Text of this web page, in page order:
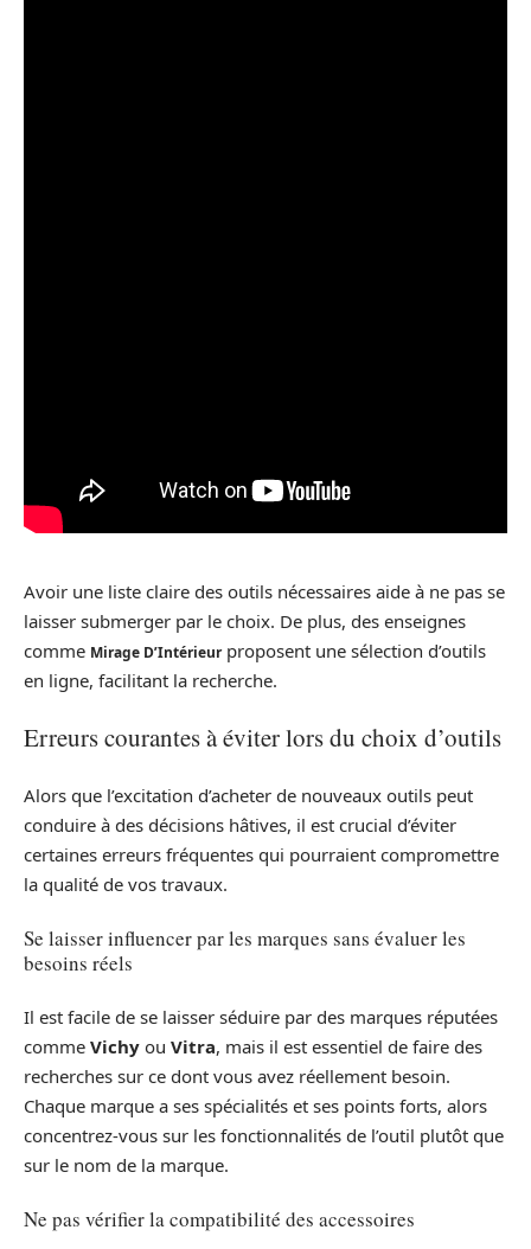
Avoir une liste claire des outils nécessaires aide à ne pas se
laisser submerger par le choix. De plus, des enseignes
comme Mirage D’Intérieurproposent une sélection d’outils
en ligne, facilitant la recherche.
Erreurs courantes à éviter lors du choix d’outils
Alors que l’excitation d’acheter de nouveaux outils peut
conduire à des décisions hâtives, il est crucial d’éviter
certaines erreurs fréquentes qui pourraient compromettre
la qualité de vos travaux.
Se laisser influencer par les marques sans évaluer les
besoins réels
Il est facile de se laisser séduire par des marques réputées
comme Vichy ou Vitra, mais il est essentiel de faire des
recherches sur ce dont vous avez réellement besoin.
Chaque marque a ses spécialités et ses points forts, alors
concentrez-vous sur les fonctionnalités de l’outil plutôt que
sur le nom de la marque.
Ne pas vérifier la compatibilité des accessoires